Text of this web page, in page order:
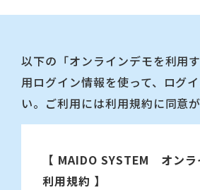
以下の「オンラインデモを利用
用ログイン情報を使って、ログ
い。ご利用には利用規約に同意が
【 MAIDO SYSTEM オン
利用規約 】